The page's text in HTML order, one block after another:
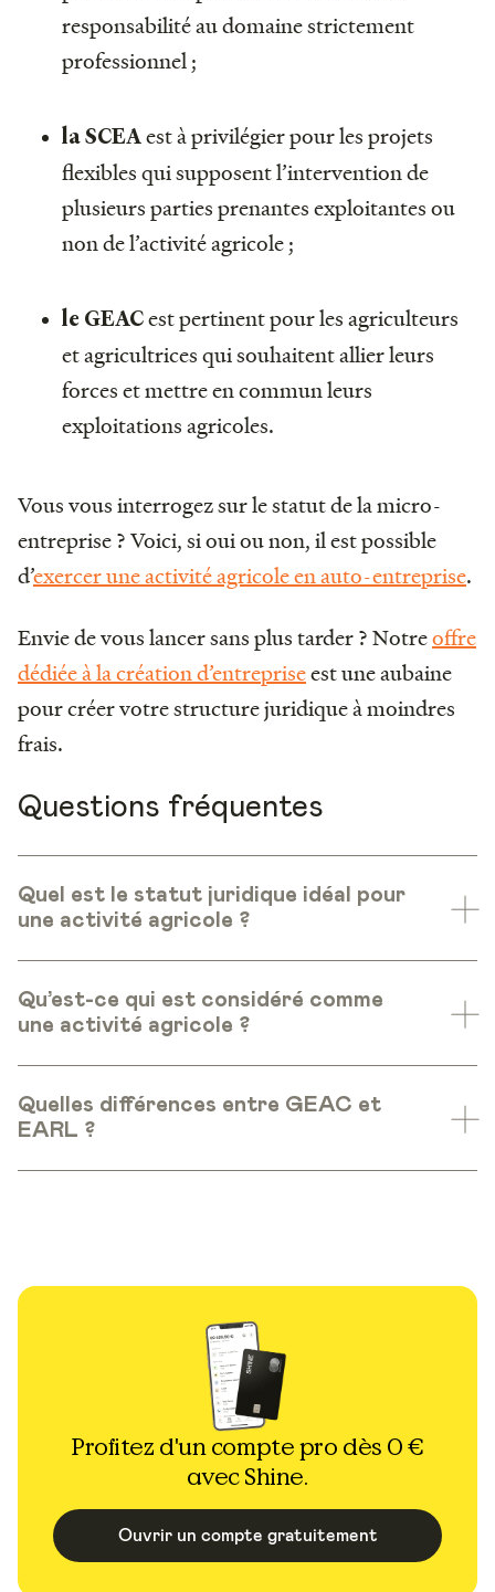
responsabilité au domaine strictement
professionnel ;
la SCEAest à privilégier pour les projets
flexibles qui supposent l’intervention de
plusieurs parties prenantes exploitantes ou
non de l’activité agricole ;
le GEACest pertinent pour les agriculteurs
et agricultrices qui souhaitent allier leurs
forces et mettre en commun leurs
exploitations agricoles.
Vous vous interrogez sur le statut de la micro-
entreprise ? Voici, si oui ou non, il est possible
d’exercer une activité agricole en auto-entreprise.
Envie de vous lancer sans plus tarder ? Notreoffre
dédiée à la création d’entrepriseest une aubaine
pour créer votre structure juridique à moindres
frais.
Questions fréquentes
Quel est le statut juridique idéal pour
une activité agricole ?
Qu’est-ce qui est considéré comme
une activité agricole ?
Quelles différences entre GEAC et
EARL ?
Profitez d'un compte pro dès 0 €
avec Shine.
Ouvrir un compte gratuitement